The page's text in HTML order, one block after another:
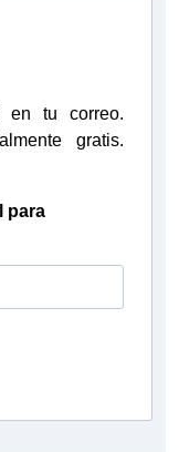
en tu correo.
gratis.
para